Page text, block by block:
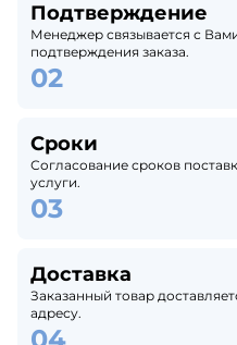
Подтверждение
Менеджер связывается с
подтверждения заказа.
Сроки
Согласование сроков
услуги.
Доставка
Заказанный товар
адресу.